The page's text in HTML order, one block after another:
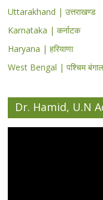
Uttarakhand | उत्तराखण्ड
Karnataka | कर्नाटक
Haryana | हरियाणा
West Bengal | पश्चिम
Dr. Hamid, U.N